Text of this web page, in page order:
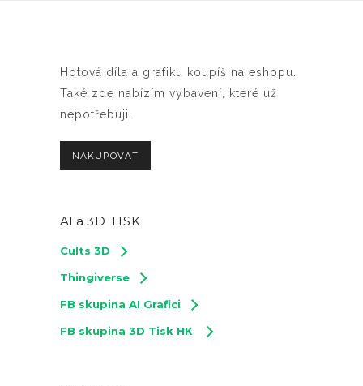
Hotová díla a grafiku koupíš na eshopu.
Také zde nabízím vybavení, které už
nepotřebuji.
NAKUPOVAT
AI a 3D TISK
Cults 3D
Thingiverse
FB skupina AI Grafici
FB skupina 3D Tisk HK